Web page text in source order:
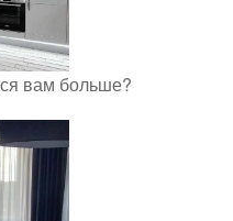
вам больше?